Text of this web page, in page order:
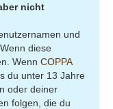
nicht
und
diese
Wenn COPPA
du unter 13 Jahre
oder deiner
folgen, die du